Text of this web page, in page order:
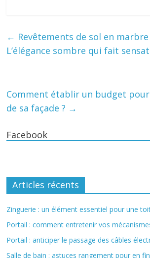
← Revêtements de sol en
L’élégance sombre qui fait
Comment établir un budget
de sa façade ? →
Facebook
Articles récents
Zinguerie : un élément essentiel pour une
Portail : comment entretenir vos
Portail : anticiper le passage des câbles
Salle de bain : astuces rangement pour en